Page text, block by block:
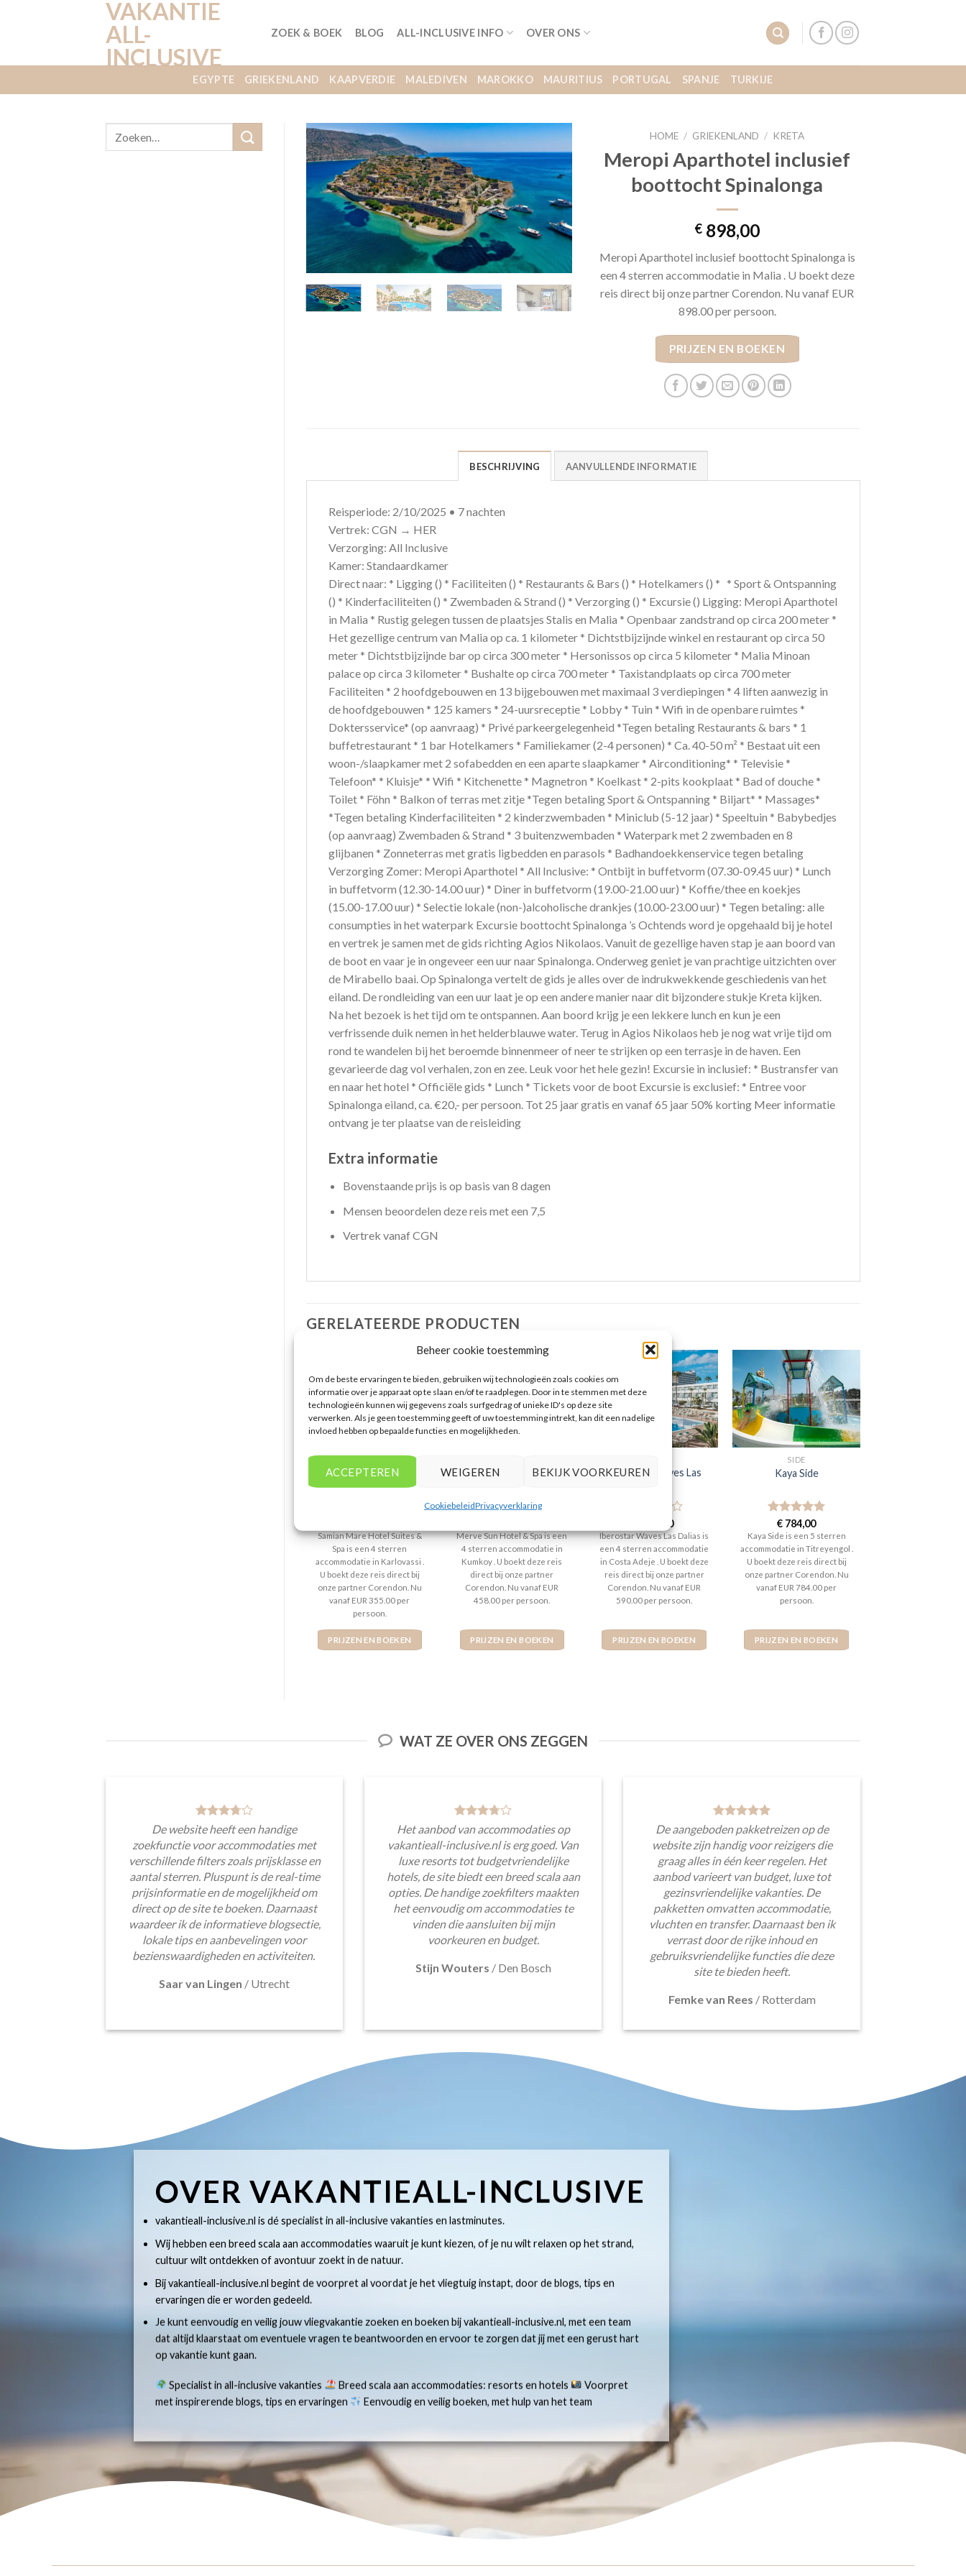
Beheer cookie toestemming
Om de beste ervaringen te bieden, gebruiken wij technologieën zoals cookies om
informatie over je apparaat op te slaan en/of te raadplegen. Door in te stemmen met deze
technologieën kunnen wij gegevens zoals surfgedrag of unieke ID's op deze site
verwerken. Als je geen toestemming geeft of uw toestemming intrekt, kan dit een nadelige
invloed hebben op bepaalde functies en mogelijkheden.
ACCEPTEREN WEIGEREN BEKIJK VOORKEUREN
CookiebeleidPrivacyverklaring
VAKANTIE
ALL-
INCLUSIVE
ZOEK & BOEK BLOG ALL-INCLUSIVE INFO OVER ONS
EGYPTE GRIEKENLAND KAAPVERDIE MALEDIVEN MAROKKO MAURITIUS PORTUGAL SPANJE TURKIJE
HOME / GRIEKENLAND / KRETA
Meropi Aparthotel inclusief
boottocht Spinalonga
€ 898,00
Meropi Aparthotel inclusief boottocht Spinalonga is
een 4 sterren accommodatie in Malia . U boekt deze
reis direct bij onze partner Corendon. Nu vanaf EUR
898.00 per persoon.
PRIJZEN EN BOEKEN
BESCHRIJVING AANVULLENDE INFORMATIE
Reisperiode: 2/10/2025 • 7 nachten
Vertrek: CGN → HER
Verzorging: All Inclusive
Kamer: Standaardkamer
Direct naar: * Ligging () * Faciliteiten () * Restaurants & Bars () * Hotelkamers () * * Sport & Ontspanning
() * Kinderfaciliteiten () * Zwembaden & Strand () * Verzorging () * Excursie () Ligging: Meropi Aparthotel
in Malia * Rustig gelegen tussen de plaatsjes Stalis en Malia * Openbaar zandstrand op circa 200 meter *
Het gezellige centrum van Malia op ca. 1 kilometer * Dichtstbijzijnde winkel en restaurant op circa 50
meter * Dichtstbijzijnde bar op circa 300 meter * Hersonissos op circa 5 kilometer * Malia Minoan
palace op circa 3 kilometer * Bushalte op circa 700 meter * Taxistandplaats op circa 700 meter
Faciliteiten * 2 hoofdgebouwen en 13 bijgebouwen met maximaal 3 verdiepingen * 4 liften aanwezig in
de hoofdgebouwen * 125 kamers * 24-uursreceptie * Lobby * Tuin * Wifi in de openbare ruimtes *
Doktersservice* (op aanvraag) * Privé parkeergelegenheid *Tegen betaling Restaurants & bars * 1
buffetrestaurant * 1 bar Hotelkamers * Familiekamer (2-4 personen) * Ca. 40-50 m² * Bestaat uit een
woon-/slaapkamer met 2 sofabedden en een aparte slaapkamer * Airconditioning* * Televisie *
Telefoon* * Kluisje* * Wifi * Kitchenette * Magnetron * Koelkast * 2-pits kookplaat * Bad of douche *
Toilet * Föhn * Balkon of terras met zitje *Tegen betaling Sport & Ontspanning * Biljart* * Massages*
*Tegen betaling Kinderfaciliteiten * 2 kinderzwembaden * Miniclub (5-12 jaar) * Speeltuin * Babybedjes
(op aanvraag) Zwembaden & Strand * 3 buitenzwembaden * Waterpark met 2 zwembaden en 8
glijbanen * Zonneterras met gratis ligbedden en parasols * Badhandoekkenservice tegen betaling
Verzorging Zomer: Meropi Aparthotel * All Inclusive: * Ontbijt in buffetvorm (07.30-09.45 uur) * Lunch
in buffetvorm (12.30-14.00 uur) * Diner in buffetvorm (19.00-21.00 uur) * Koffie/thee en koekjes
(15.00-17.00 uur) * Selectie lokale (non-)alcoholische drankjes (10.00-23.00 uur) * Tegen betaling: alle
consumpties in het waterpark Excursie boottocht Spinalonga ’s Ochtends word je opgehaald bij je hotel
en vertrek je samen met de gids richting Agios Nikolaos. Vanuit de gezellige haven stap je aan boord van
de boot en vaar je in ongeveer een uur naar Spinalonga. Onderweg geniet je van prachtige uitzichten over
de Mirabello baai. Op Spinalonga vertelt de gids je alles over de indrukwekkende geschiedenis van het
eiland. De rondleiding van een uur laat je op een andere manier naar dit bijzondere stukje Kreta kijken.
Na het bezoek is het tijd om te ontspannen. Aan boord krijg je een lekkere lunch en kun je een
verfrissende duik nemen in het helderblauwe water. Terug in Agios Nikolaos heb je nog wat vrije tijd om
rond te wandelen bij het beroemde binnenmeer of neer te strijken op een terrasje in de haven. Een
gevarieerde dag vol verhalen, zon en zee. Leuk voor het hele gezin! Excursie in inclusief: * Bustransfer van
en naar het hotel * Officiële gids * Lunch * Tickets voor de boot Excursie is exclusief: * Entree voor
Spinalonga eiland, ca. €20,- per persoon. Tot 25 jaar gratis en vanaf 65 jaar 50% korting Meer informatie
ontvang je ter plaatse van de reisleiding
Extra informatie
Bovenstaande prijs is op basis van 8 dagen
Mensen beoordelen deze reis met een 7,5
Vertrek vanaf CGN
GERELATEERDE PRODUCTEN
Samian Mare Hotel
Suites & Spa
4uit 5
Samian Mare Hotel Suites &
Spa is een 4 sterren
accommodatie in Karlovassi .
U boekt deze reis direct bij
onze partner Corendon. Nu
vanaf EUR 355.00 per
persoon.
PRIJZEN EN BOEKEN
Merve Sun Hotel & Spa
4uit 5
Merve Sun Hotel & Spa is een
4 sterren accommodatie in
Kumkoy . U boekt deze reis
direct bij onze partner
Corendon. Nu vanaf EUR
458.00 per persoon.
PRIJZEN EN BOEKEN
Iberostar Waves Las
Gewaardeerd
4uit 5
590,00
Iberostar Waves Las Dalias is
een 4 sterren accommodatie
in Costa Adeje . U boekt deze
reis direct bij onze partner
Corendon. Nu vanaf EUR
590.00 per persoon.
PRIJZEN EN BOEKEN
SIDE
Kaya Side
Gewaardeerd
5uit 5
€ 784,00
Kaya Side is een 5 sterren
accommodatie in Titreyengol .
U boekt deze reis direct bij
onze partner Corendon. Nu
vanaf EUR 784.00 per
persoon.
PRIJZEN EN BOEKEN
WAT ZE OVER ONS ZEGGEN
De website heeft een handige
zoekfunctie voor accommodaties met
verschillende filters zoals prijsklasse en
aantal sterren. Pluspunt is de real-time
prijsinformatie en de mogelijkheid om
direct op de site te boeken. Daarnaast
waardeer ik de informatieve blogsectie,
lokale tips en aanbevelingen voor
bezienswaardigheden en activiteiten.
Saar van Lingen / Utrecht
Het aanbod van accommodaties op
vakantieall-inclusive.nl is erg goed. Van
luxe resorts tot budgetvriendelijke
hotels, de site biedt een breed scala aan
opties. De handige zoekfilters maakten
het eenvoudig om accommodaties te
vinden die aansluiten bij mijn
voorkeuren en budget.
Stijn Wouters / Den Bosch
De aangeboden pakketreizen op de
website zijn handig voor reizigers die
graag alles in één keer regelen. Het
aanbod varieert van budget, luxe tot
gezinsvriendelijke vakanties. De
pakketten omvatten accommodatie,
vluchten en transfer. Daarnaast ben ik
verrast door de rijke inhoud en
gebruiksvriendelijke functies die deze
site te bieden heeft.
Femke van Rees / Rotterdam
OVER VAKANTIEALL-INCLUSIVE
vakantieall-inclusive.nl is dé specialist in all-inclusive vakanties en lastminutes.
Wij hebben een breed scala aan accommodaties waaruit je kunt kiezen, of je nu wilt relaxen op het strand,
cultuur wilt ontdekken of avontuur zoekt in de natuur.
Bij vakantieall-inclusive.nl begint de voorpret al voordat je het vliegtuig instapt, door de blogs, tips en
ervaringen die er worden gedeeld.
Je kunt eenvoudig en veilig jouw vliegvakantie zoeken en boeken bij vakantieall-inclusive.nl, met een team
dat altijd klaarstaat om eventuele vragen te beantwoorden en ervoor te zorgen dat jij met een gerust hart
op vakantie kunt gaan.
Specialist in all-inclusive vakanties Breed scala aan accommodaties: resorts en hotels
Voorpret
met inspirerende blogs, tips en ervaringen
Eenvoudig en veilig boeken, met hulp van het team